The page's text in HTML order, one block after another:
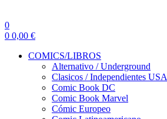
0
0 0,00 €
COMICS/LIBROS
Alternativo / Underground
Clasicos / Independientes USA
Comic Book DC
Comic Book Marvel
Cómic Europeo